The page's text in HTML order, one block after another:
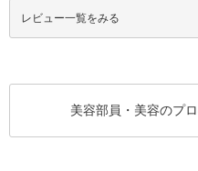
レビュー一覧をみる
美容部員・美容のプ